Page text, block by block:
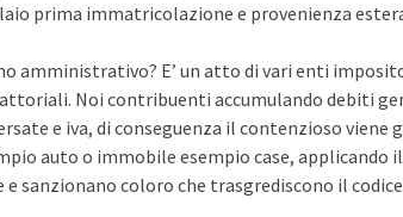
prima immatricolazione e provenienza
amministrativo? E’ un atto di vari enti
Noi contribuenti accumulando debiti
e iva, di conseguenza il contenzioso
auto o immobile esempio case,
e sanzionano coloro che trasgrediscono il